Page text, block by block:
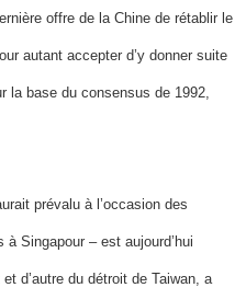
offre de la Chine de rétablir le
autant accepter d’y donner suite
la base du consensus de 1992,
prévalu à l’occasion des
Singapour – est aujourd’hui
d’autre du détroit de Taiwan, a